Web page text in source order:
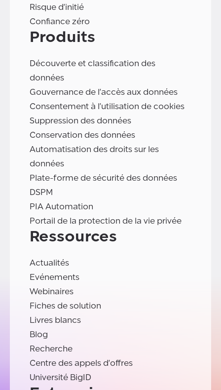
Risque d'initié
Confiance zéro
Produits
Découverte et classification des
données
Gouvernance de l'accès aux données
Consentement à l'utilisation de cookies
Suppression des données
Conservation des données
Automatisation des droits sur les
données
Plate-forme de sécurité des données
DSPM
PIA Automation
Portail de la protection de la vie privée
Ressources
Actualités
Evénements
Webinaires
Fiches de solution
Livres blancs
Blog
Recherche
Centre des appels d'offres
Université BigID